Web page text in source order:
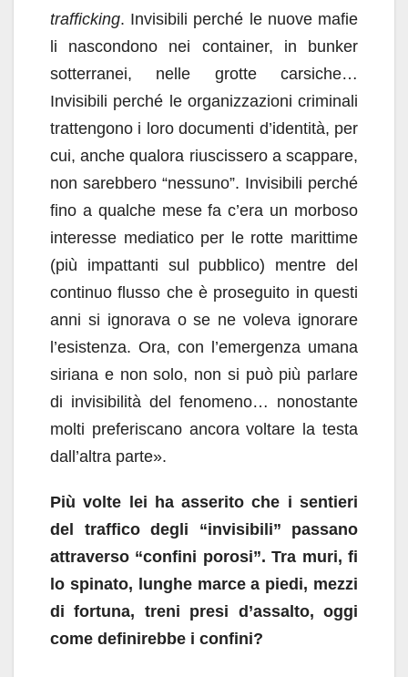
trafficking. Invisibili perché le nuove mafie
li nascondono nei container, in bunker
sotterranei, nelle grotte carsiche…
Invisibili perché le organizzazioni criminali
trattengono i loro documenti d’identità, per
cui, anche qualora riuscissero a scappare,
non sarebbero “nessuno”. Invisibili perché
fino a qualche mese fa c’era un morboso
interesse mediatico per le rotte marittime
(più impattanti sul pubblico) mentre del
continuo flusso che è proseguito in questi
anni si ignorava o se ne voleva ignorare
l’esistenza. Ora, con l’emergenza umana
siriana e non solo, non si può più parlare
di invisibilità del fenomeno… nonostante
molti preferiscano ancora voltare la testa
dall’altra parte».
Più volte lei ha asserito che i sentieri
del traffico degli “invisibili” passano
attraverso “confini porosi”.Tra muri, fi
lo spinato, lunghe marce a piedi, mezzi
di fortuna, treni presi d’assalto, oggi
come definirebbe i confini?